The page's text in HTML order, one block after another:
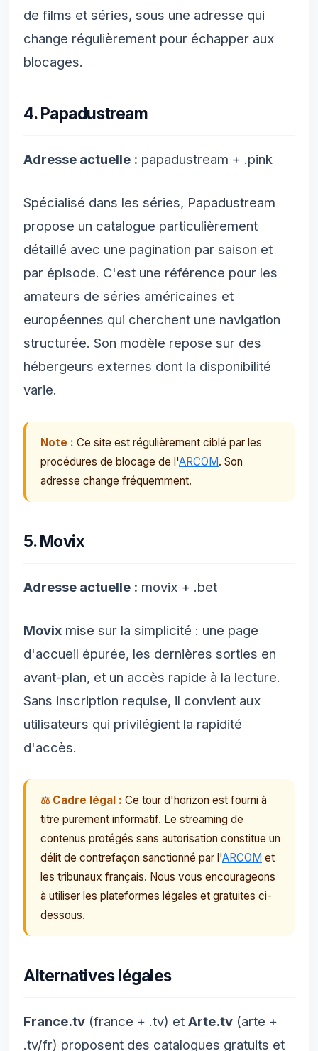
de films et séries, sous une adresse qui
change régulièrement pour échapper aux
blocages.
4. Papadustream
Adresse actuelle : papadustream + .pink
Spécialisé dans les séries, Papadustream
propose un catalogue particulièrement
détaillé avec une pagination par saison et
par épisode. C'est une référence pour les
amateurs de séries américaines et
européennes qui cherchent une navigation
structurée. Son modèle repose sur des
hébergeurs externes dont la disponibilité
varie.
Note : Ce site est régulièrement ciblé par les
procédures de blocage de l'ARCOM. Son
adresse change fréquemment.
5. Movix
Adresse actuelle : movix + .bet
Movix mise sur la simplicité : une page
d'accueil épurée, les dernières sorties en
avant-plan, et un accès rapide à la lecture.
Sans inscription requise, il convient aux
utilisateurs qui privilégient la rapidité
d'accès.
⚖️ Cadre légal : Ce tour d'horizon est fourni à
titre purement informatif. Le streaming de
contenus protégés sans autorisation constitue un
délit de contrefaçon sanctionné par l'ARCOM et
les tribunaux français. Nous vous encourageons
à utiliser les plateformes légales et gratuites ci-
dessous.
Alternatives légales
France.tv (france + .tv) et Arte.tv (arte +
.tv/fr) proposent des catalogues gratuits et